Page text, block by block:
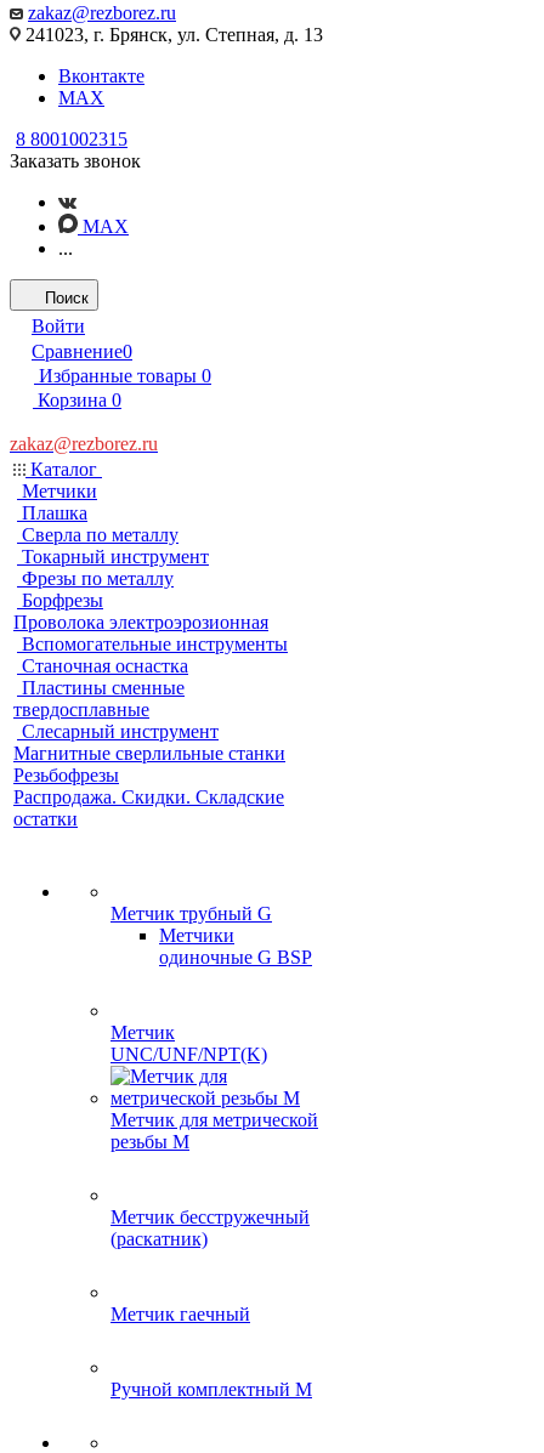
zakaz@rezborez.ru
241023, г. Брянск, ул. Степная, д. 13
Вконтакте
MAX
8 8001002315
Заказать звонок
MAX
...
Поиск
Войти
Сравнение0
Избранные товары 0
Корзина 0
zakaz@rezborez.ru
Каталог
Метчики
Плашка
Сверла по металлу
Токарный инструмент
Фрезы по металлу
Борфрезы
Проволока электроэрозионная
Вспомогательные инструменты
Станочная оснастка
Пластины сменные
твердосплавные
Слесарный инструмент
Магнитные сверлильные станки
Резьбофрезы
Распродажа. Скидки. Складские
остатки
Метчик трубный G
Метчики
одиночные G BSP
Метчик
UNC/UNF/NPT(K)
Метчик для метрической
резьбы M
Метчик бесстружечный
(раскатник)
Метчик гаечный
Ручной комплектный M